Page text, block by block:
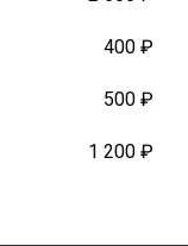
400 ₽
500 ₽
1 200 ₽